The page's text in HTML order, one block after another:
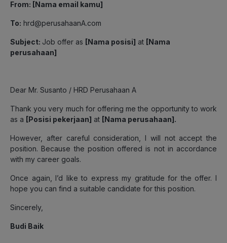
From: [Nama email kamu]
To: hrd@perusahaanA.com
Subject: Job offer as [Nama posisi] at [Nama
perusahaan]
Dear Mr. Susanto / HRD Perusahaan A
Thank you very much for offering me the opportunity to work
as a [Posisi pekerjaan] at [Nama perusahaan].
However, after careful consideration, I will not accept the
position. Because the position offered is not in accordance
with my career goals.
Once again, I’d like to express my gratitude for the offer. I
hope you can find a suitable candidate for this position.
Sincerely,
Budi Baik